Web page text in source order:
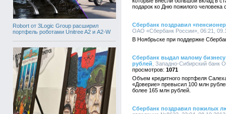
Robort от 3Logic Group расширил
портфель роботами Unitree A2 и A2-W
подарок ко Дню пожилого
Сбербанк поздравил
ОАО «Сбербанк России», 06:21,
В Ноябрьске при поддержке
Сбербанк выдал малому
рублей , Западно-Сибирский банк
1071
Объем кредитного портфеля
«Доверие» превысил 100 млн
более 165 млн рублей.
Сбербанк поздравил пожилых